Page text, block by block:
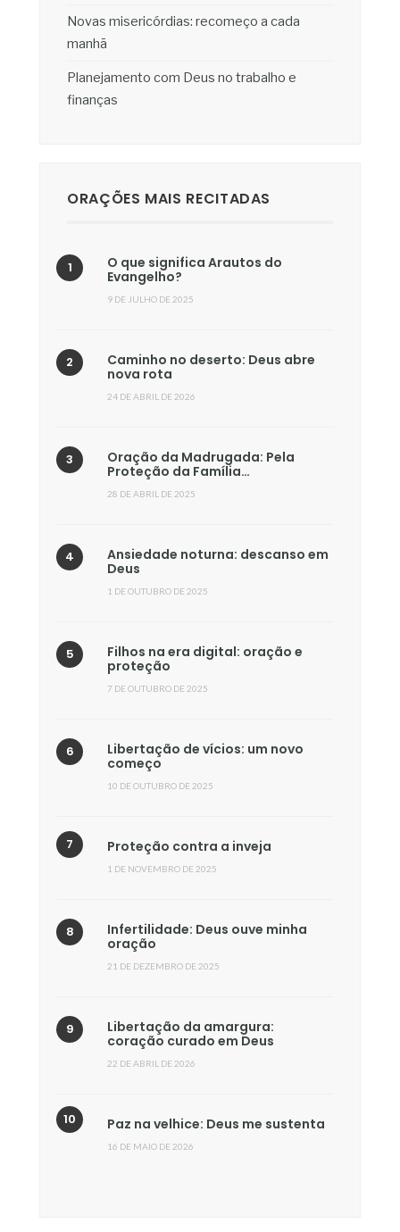
Novas misericórdias: recomeço a cada
manhã
Planejamento com Deus no trabalho e
finanças
ORAÇÕES MAIS RECITADAS
O que significa Arautos do
Evangelho?
9 DE JULHO DE 2025
Caminho no deserto: Deus abre
nova rota
24 DE ABRIL DE 2026
Oração da Madrugada: Pela
Proteção da Família…
28 DE ABRIL DE 2025
Ansiedade noturna: descanso em
Deus
1 DE OUTUBRO DE 2025
Filhos na era digital: oração e
proteção
7 DE OUTUBRO DE 2025
Libertação de vícios: um novo
começo
10 DE OUTUBRO DE 2025
Proteção contra a inveja
1 DE NOVEMBRO DE 2025
Infertilidade: Deus ouve minha
oração
21 DE DEZEMBRO DE 2025
Libertação da amargura:
coração curado em Deus
22 DE ABRIL DE 2026
Paz na velhice: Deus me sustenta
16 DE MAIO DE 2026